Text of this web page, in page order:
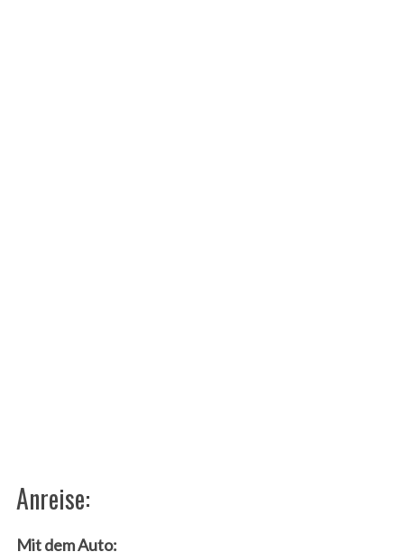
Anreise:
Mit dem Auto: